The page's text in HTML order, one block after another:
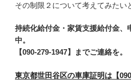
その制限２について考えてみたい
持続化給付金・家賃支援給付金、
中。
【090-279-1947】までご連絡を。
東京都世田谷区の車庫証明は【